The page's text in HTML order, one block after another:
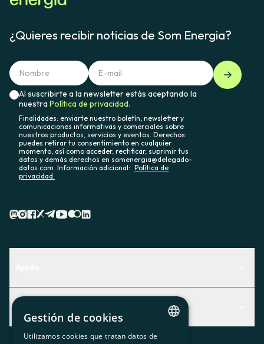
¿Quieres recibir noticias de Som Energia?
Al suscribirte a la newsletter estás aceptando la
nuestraPolítica de privacidad.
Finalidades: enviarte nuestro boletín, newsletter y
comunicaciones informativas y comerciales sobre
nuestros productos, servicios y eventos. Derechos:
puedes retirar tu consentimiento en cualquier
momento, así como acceder, rectificar, suprimir tus
datos y demás derechos en somenergia@delegado-
datos.com. Información adicional: Política de
privacidad.
Descubre qué servicio te encaja mejor
Contacto
Actualidad
CATALAN
Gestión de cookies
Utilizamos cookies que tratan datos de